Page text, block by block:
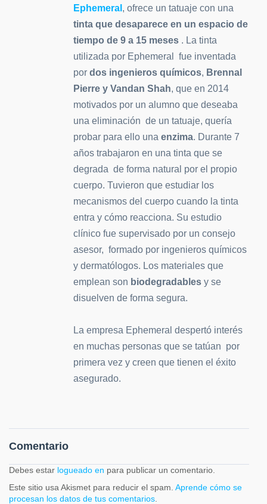
Ephemeral , ofrece un tatuaje con una
tinta que desaparece en un espacio de
tiempo de 9 a 15 meses . La tinta
utilizada por Ephemeral fue inventada
pordos ingenieros químicos, Brennal
Pierre y Vandan Shah, que en 2014
motivados por un alumno que deseaba
una eliminación de un tatuaje, quería
probar para ello unaenzima. Durante 7
años trabajaron en una tinta que se
degrada de forma natural por el propio
cuerpo. Tuvieron que estudiar los
mecanismos del cuerpo cuando la tinta
entra y cómo reacciona. Su estudio
clínico fue supervisado por un consejo
asesor, formado por ingenieros químicos
y dermatólogos. Los materiales que
emplean son biodegradables y se
disuelven de forma segura.
La empresa Ephemeral despertó interés
en muchas personas que se tatúan por
primera vez y creen que tienen el éxito
asegurado.
Comentario
Debes estar logueado en para publicar un comentario.
Este sitio usa Akismet para reducir el spam. Aprende cómo se
procesan los datos de tus comentarios